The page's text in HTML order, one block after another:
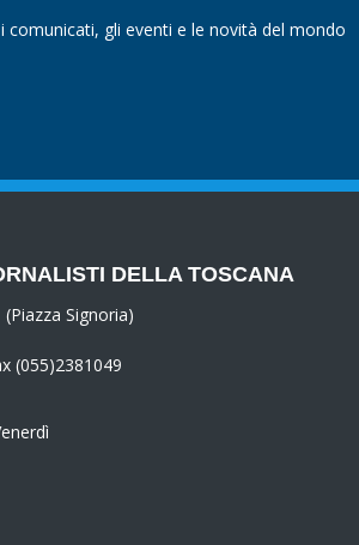
comunicati, gli eventi e le novità del mondo
DELLA TOSCANA
Signoria)
(055)2381049